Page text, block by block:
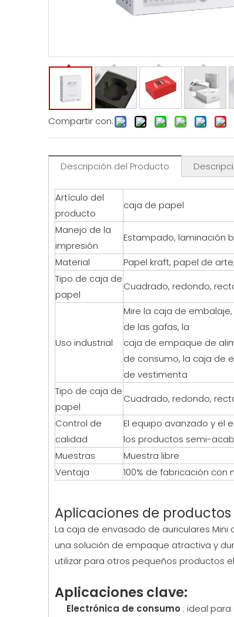
Compartir con:
Descripción del Producto
Artículo del
producto
caja de papel
Manejo de la
impresión
Estampado, laminación
Material
Papel kraft, papel de
Tipo de caja de
papel
Cuadrado, redondo,
Uso industrial
Mire la caja de
de las gafas, la
caja de empaque de
de consumo, la caja de
de vestimenta
Tipo de caja de
papel
Cuadrado, redondo,
Control de
calidad
El equipo avanzado y el
los productos semi-
Muestras
Muestra libre
Ventaja
100% de fabricación
Aplicaciones de productos
La caja de envasado de auriculares
una solución de empaque atractiva y
utilizar para otros pequeños productos
Aplicaciones clave:
Electrónica de consumo : ideal